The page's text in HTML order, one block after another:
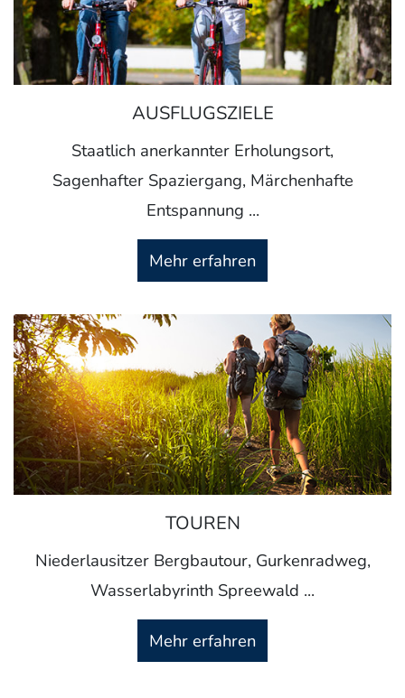
AUSFLUGSZIELE
Staatlich anerkannter Erholungsort,
Sagenhafter Spaziergang, Märchenhafte
Entspannung ...
Mehr erfahren
TOUREN
Niederlausitzer Bergbautour, Gurkenradweg,
Wasserlabyrinth Spreewald ...
Mehr erfahren